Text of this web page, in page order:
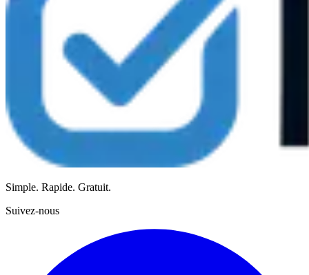
Simple. Rapide. Gratuit.
Suivez-nous